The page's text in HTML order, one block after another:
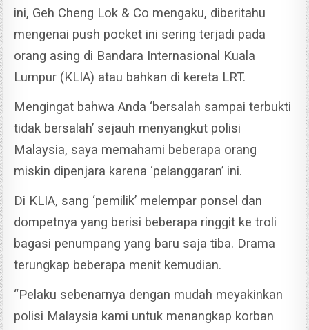
ini, Geh Cheng Lok & Co mengaku, diberitahu
mengenai push pocket ini sering terjadi pada
orang asing di Bandara Internasional Kuala
Lumpur (KLIA) atau bahkan di kereta LRT.
Mengingat bahwa Anda ‘bersalah sampai terbukti
tidak bersalah’ sejauh menyangkut polisi
Malaysia, saya memahami beberapa orang
miskin dipenjara karena ‘pelanggaran’ ini.
Di KLIA, sang ‘pemilik’ melempar ponsel dan
dompetnya yang berisi beberapa ringgit ke troli
bagasi penumpang yang baru saja tiba. Drama
terungkap beberapa menit kemudian.
“Pelaku sebenarnya dengan mudah meyakinkan
polisi Malaysia kami untuk menangkap korban